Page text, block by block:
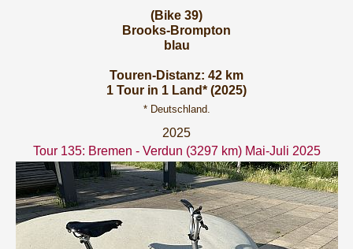
(Bike 39)
Brooks-Brompton
blau
Touren-Distanz: 42 km
1 Tour in 1 Land* (2025)
* Deutschland.
2025
Tour 135: Bremen - Verdun (3297 km) Mai-Juli 2025